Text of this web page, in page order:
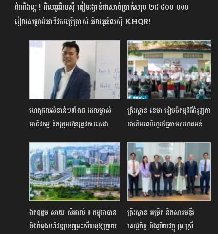
ដំណឹងល្អ ! អិលអូអិលស៊ី តៀមរង្វាន់ជាសាច់ប្រាក់សរុប ២៨ ៨០០ ០០០
រៀលសម្រាប់អាជីវករប្រើប្រាស់ អិលអូអិលស៊ី KHQR!
ហេតុផលសំខាន់ៗទាំង៨ ដែលម្ចាស់
អាជីវកម្ម និងក្រុមហ៊ុនត្រូវការសេវា
គ្រឹះ​ស្ថាន ខេមា រៀប​ចំ​កម្ម​វិធី​ជំរុញ​ការ​
ដាំ​ដើម​ឈើ​ហូប​ផ្លែ​តាម​សហ​គមន៍
ឯកឧត្តម សាយ សំអាល់ ៖ កម្ពុជាបាន
និងកំពុងអភិវឌ្ឍខេត្តព្រះសីហនុឱ្យក្លាយ
គ្រឹះស្ថាន អម្រឹត និងសារមន្ទីរ
សេដ្ឋកិច្ច និងរូបិយវត្ថុ ព្រះស្រី